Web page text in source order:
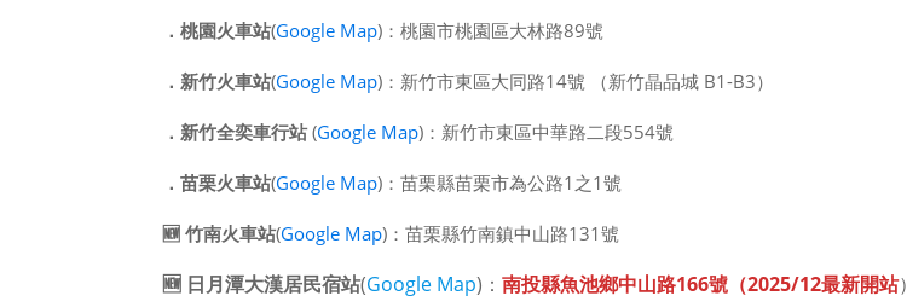
．桃園火車站(Google Map)：桃園市桃園區大林路89號
．新竹火車站(Google Map)：新竹市東區大同路14號 （新竹晶品城 B1-B3）
．新竹全奕車行站(Google Map)：新竹市東區中華路二段554號
．苗栗火車站(Google Map)：苗栗縣苗栗市為公路1之1號
🆕 竹南火車站(Google Map)：苗栗縣竹南鎮中山路131號
🆕 日月潭大漢居民宿站(Google Map)：南投縣魚池鄉中山路166號（2025/12最新開站）